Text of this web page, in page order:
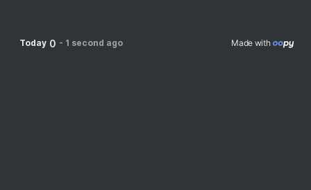
Today 0 - 1 second ago Made with